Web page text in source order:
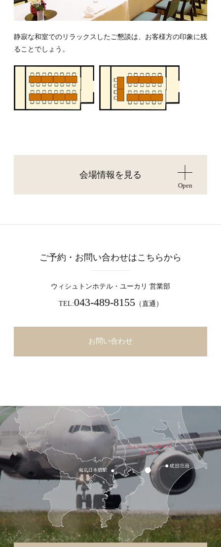
静寂な和室でのリラックスしたご懇談は、お客様方の印象に残
ることでしょう。
会場情報を見る
Open
ご予約・お問い合わせはこちらから
ウィシュトンホテル・ユーカリ 営業部
TEL:043-489-8155（直通）
お問い合わせ